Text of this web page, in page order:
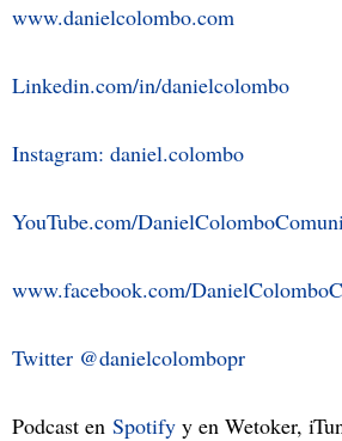
www.danielcolombo.com
Linkedin.com/in/danielcolombo
Instagram: daniel.colombo
YouTube.com/
www.facebook.com/
Twitter @danielcolombopr
Podcast en Spotify y en Wetoker,